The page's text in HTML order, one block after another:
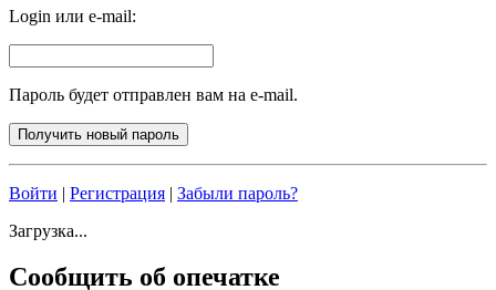
Login или e-mail:
Пароль будет отправлен вам на e-mail.
Войти | Регистрация | Забыли пароль?
Загрузка...
Сообщить об опечатке